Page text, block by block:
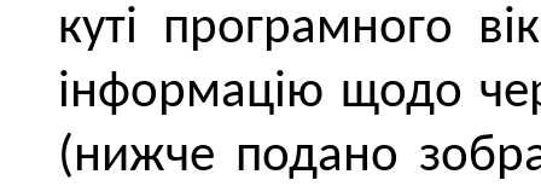
куті програмного
інформацію щодо
(нижче подано